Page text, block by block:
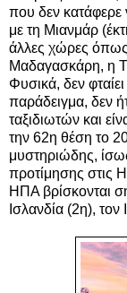
που δεν κατάφερε
με τη Μιανμάρ
άλλες χώρες
Μαδαγασκάρη, η
Φυσικά, δεν
παράδειγμα, δεν
ταξιδιωτών και
την 62η θέση το
μυστηριώδης,
προτίμησης στις
ΗΠΑ βρίσκονται
Ισλανδία (2η),